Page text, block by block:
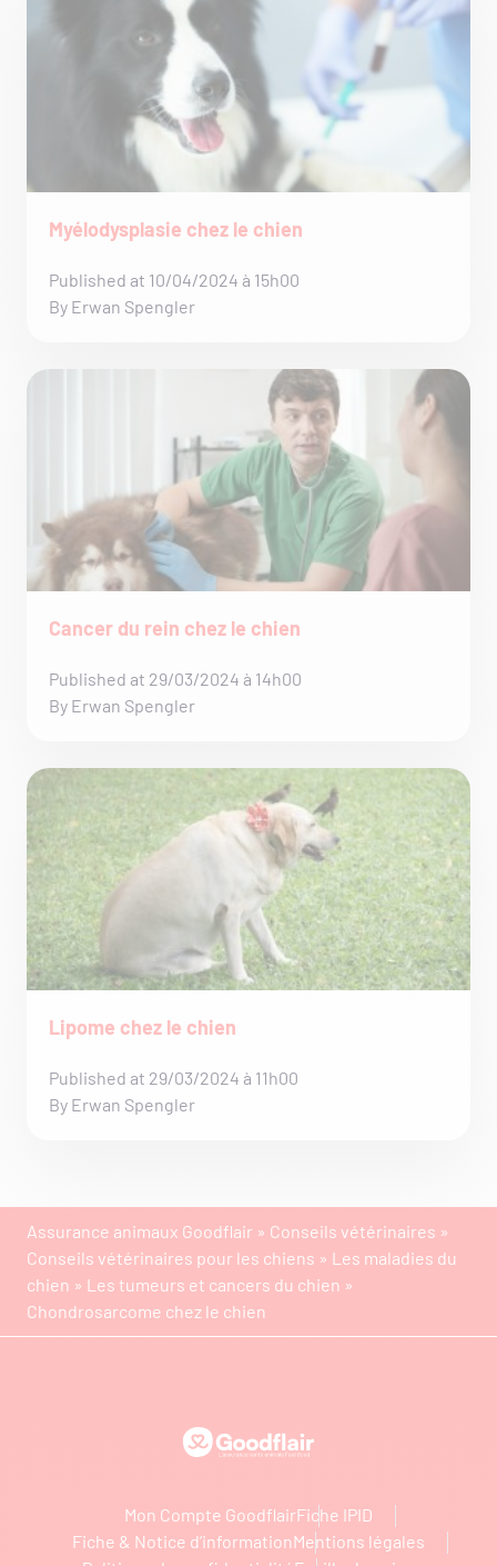
Myélodysplasie chez le chien
Published at 10/04/2024 à 15h00
By Erwan Spengler
Cancer du rein chez le chien
Published at 29/03/2024 à 14h00
By Erwan Spengler
Lipome chez le chien
Published at 29/03/2024 à 11h00
By Erwan Spengler
Assurance animaux Goodflair » Conseils vétérinaires »
Conseils vétérinaires pour les chiens » Les maladies du
chien » Les tumeurs et cancers du chien »
Chondrosarcome chez le chien
Goodflair
Mon Compte GoodflairFiche IPID
Fiche & Notice d’informationMentions légales